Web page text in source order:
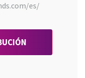
es/